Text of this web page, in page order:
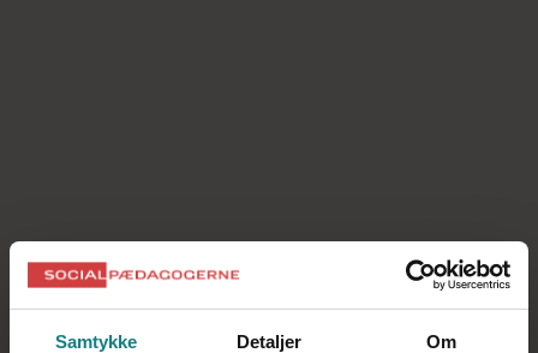
Samtykke Detaljer Om